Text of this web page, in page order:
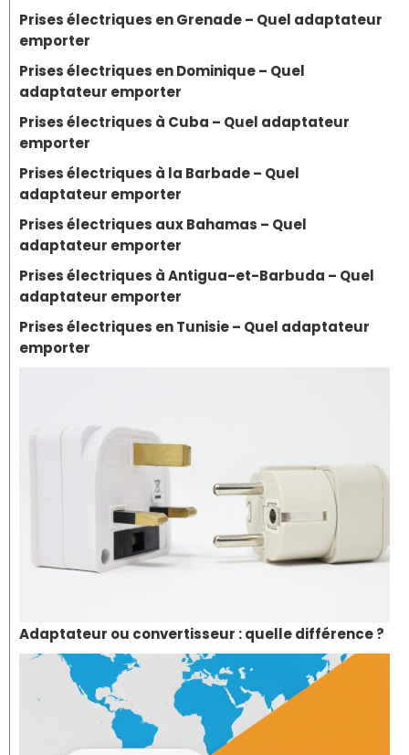
Prises électriques en Grenade – Quel adaptateur
emporter
Prises électriques en Dominique – Quel
adaptateur emporter
Prises électriques à Cuba – Quel adaptateur
emporter
Prises électriques à la Barbade – Quel
adaptateur emporter
Prises électriques aux Bahamas – Quel
adaptateur emporter
Prises électriques à Antigua-et-Barbuda – Quel
adaptateur emporter
Prises électriques en Tunisie – Quel adaptateur
emporter
Adaptateur ou convertisseur : quelle différence ?